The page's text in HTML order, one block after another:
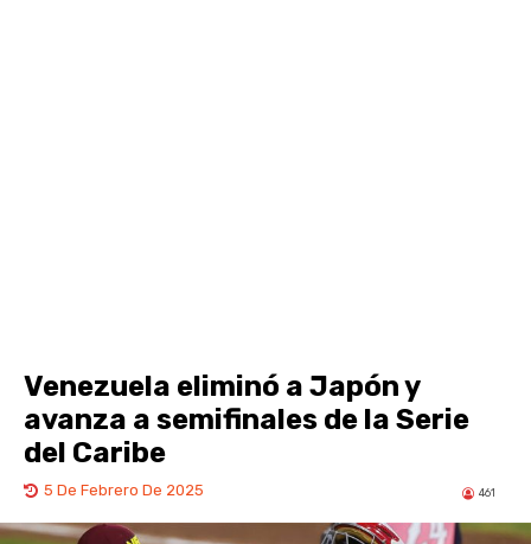
Venezuela eliminó a Japón y
avanza a semifinales de la Serie
del Caribe
5 De Febrero De 2025 461